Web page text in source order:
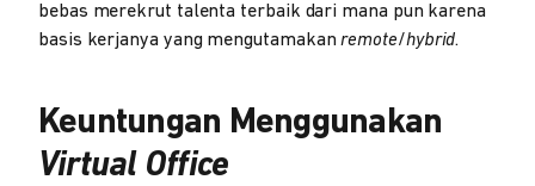
bebas merekrut talenta terbaik dari mana pun karena
basis kerjanya yang mengutamakanremote/hybrid.
Keuntungan Menggunakan
Virtual Office